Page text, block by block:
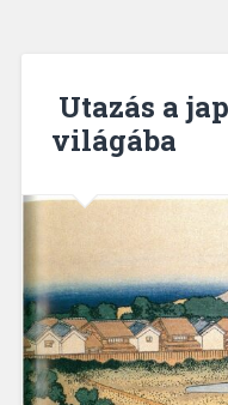
Utazás a
világába